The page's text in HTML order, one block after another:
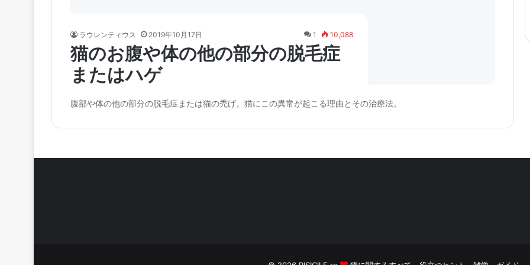
ラウレンティウス 2019年10月17日 1 10,088
猫のお腹や体の他の部分の脱毛症
またはハゲ
腹部や体の他の部分の脱毛症または猫の禿げ。猫にこの異常が起こる理由とその治療法。